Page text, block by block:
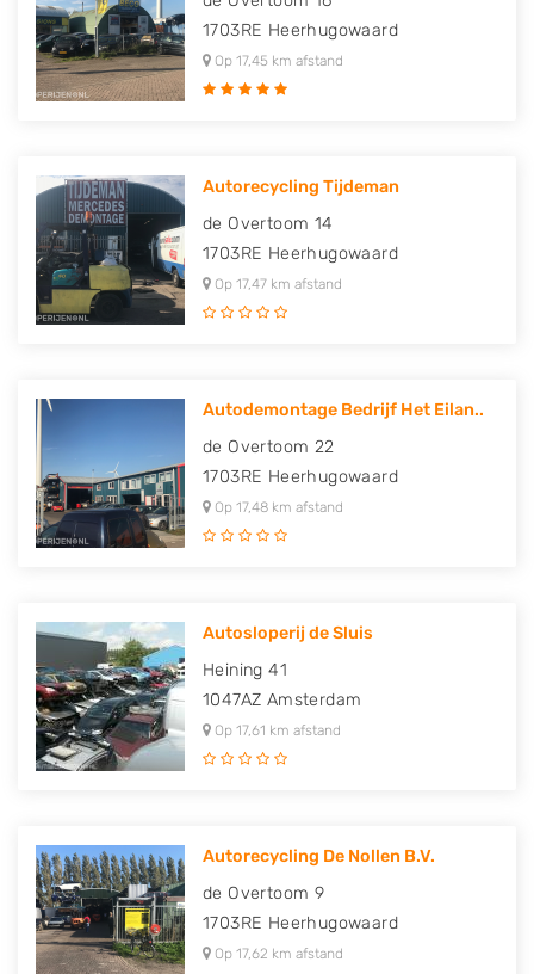
1703RE Heerhugowaard
Op 17,45 km afstand
Autorecycling Tijdeman
de Overtoom 14
1703RE Heerhugowaard
Op 17,47 km afstand
Autodemontage Bedrijf Het Eilan..
de Overtoom 22
1703RE Heerhugowaard
Op 17,48 km afstand
Autosloperij de Sluis
Heining 41
1047AZ Amsterdam
Op 17,61 km afstand
Autorecycling De Nollen B.V.
de Overtoom 9
1703RE Heerhugowaard
Op 17,62 km afstand